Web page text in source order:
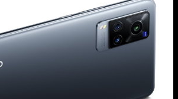
Italia | Seleziona paese/regione